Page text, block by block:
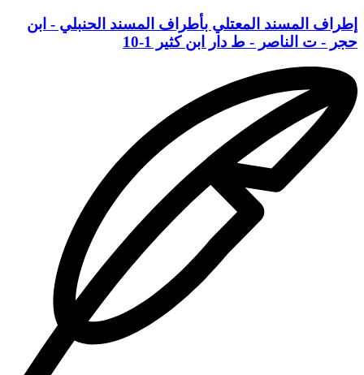
إطراف المسند المعتلي بأطراف المسند الحنبلي - ابن
حجر - ت الناصر - ط دار ابن كثير 1-10